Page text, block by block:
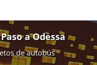
a Odessa
de autobús